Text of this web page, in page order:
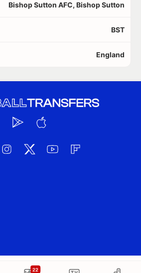
22
Bishop Sutton AFC, Bishop Sutton
BST
England
2009-2026